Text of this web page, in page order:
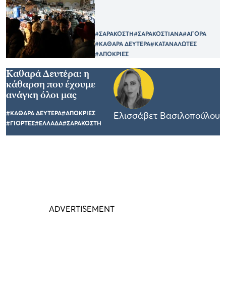
#ΣΑΡΑΚΟΣΤΗ#ΣΑΡΑΚΟΣΤΙΑΝΑ#ΑΓΟΡΑ
#ΚΑΘΑΡΑ ΔΕΥΤΕΡΑ#ΚΑΤΑΝΑΛΩΤΕΣ
#ΑΠΟΚΡΙΕΣ
Καθαρά Δευτέρα: η
κάθαρση που έχουμε
ανάγκη όλοι μας
#ΚΑΘΑΡΑ ΔΕΥΤΕΡΑ#ΑΠΟΚΡΙΕΣ
#ΓΙΟΡΤΕΣ#ΕΛΛΑΔΑ#ΣΑΡΑΚΟΣΤΗ
Ελισσάβετ Βασιλοπούλου